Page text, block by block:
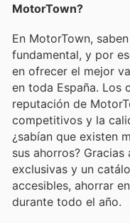
MotorTown?
En MotorTown,
fundamental, y por
en ofrecer el mejor
en toda España. Los
reputación de
competitivos y la
¿sabían que existen
sus ahorros?
exclusivas y un
accesibles, ahorrar
durante todo el año.